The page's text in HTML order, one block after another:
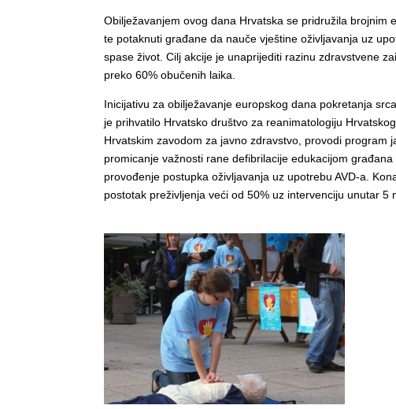
Obilježavanjem ovog dana Hrvatska se pridružila brojnim
te potaknuti građane da nauče vještine oživljavanja uz
spase život. Cilj akcije je unaprijediti razinu zdravstvene
preko 60% obučenih laika.
Inicijativu za obilježavanje europskog dana pokretanja
je prihvatilo Hrvatsko društvo za reanimatologiju
Hrvatskim zavodom za javno zdravstvo, provodi program
promicanje važnosti rane defibrilacije edukacijom
provođenje postupka oživljavanja uz upotrebu AVD-a.
postotak preživljenja veći od 50% uz intervenciju unutar 5